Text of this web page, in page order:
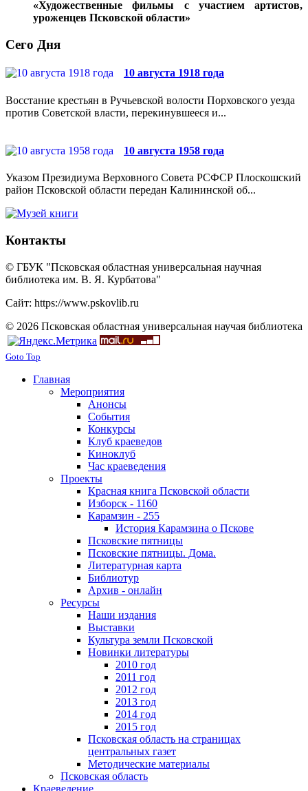
«Художественные фильмы с участием артистов,
уроженцев Псковской области»
Сего Дня
10 августа 1918 года
Восстание крестьян в Ручьевской волости Порховского уезда
против Советской власти, перекинувшееся и...
10 августа 1958 года
Указом Президиума Верховного Совета РСФСР Плоскошский
район Псковской области передан Калининской об...
Контакты
© ГБУК "Псковская областная универсальная научная
библиотека им. В. Я. Курбатова"
Сайт: https://www.pskovlib.ru
© 2026 Псковская областная универсальная научая библиотека
Goto Top
Главная
Мероприятия
Анонсы
События
Конкурсы
Клуб краеведов
Киноклуб
Час краеведения
Проекты
Красная книга Псковской области
Изборск - 1160
Карамзин - 255
История Карамзина о Пскове
Псковские пятницы
Псковские пятницы. Дома.
Литературная карта
Библиотур
Архив - онлайн
Ресурсы
Наши издания
Выставки
Культура земли Псковской
Новинки литературы
2010 год
2011 год
2012 год
2013 год
2014 год
2015 год
Псковская область на страницах
центральных газет
Методические материалы
Псковская область
Краеведение